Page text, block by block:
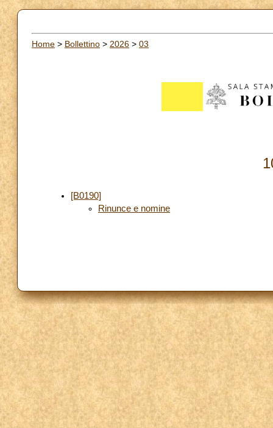
Home > Bollettino > 2026 > 03
[B0190]
Rinunce e nomine